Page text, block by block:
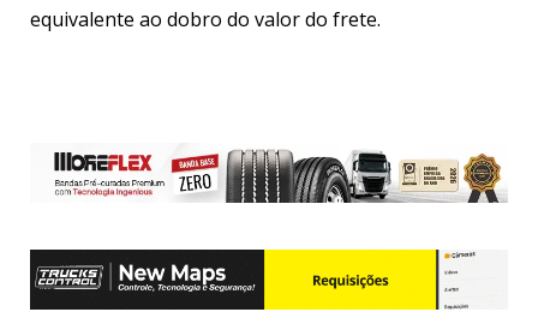
equivalente ao dobro do valor do frete.